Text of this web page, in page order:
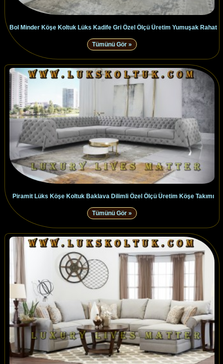
Bol Minder Köşe Koltuk Lüks Kadife Gri Özel Ölçü Üretim Yumuşak Rahat
Tümünü Gör »
Piramit Lüks Köşe Koltuk Baklava Dilimli Özel Ölçü Üretim Köşe Takımı
Tümünü Gör »